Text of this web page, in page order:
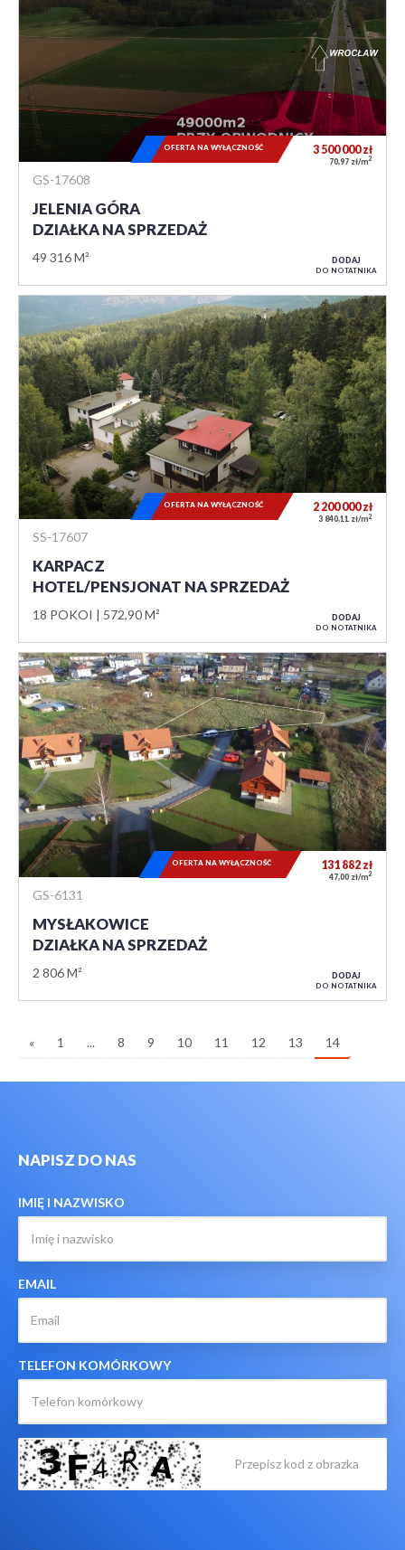
GS-17608
JELENIA GÓRA
DZIAŁKA NA SPRZEDAŻ
49 316 M²
3 500 000zł
70,97 zł/m2
OFERTA NA WYŁĄCZNOŚĆ
DODAJ
DO NOTATNIKA
SS-17607
KARPACZ
HOTEL/PENSJONAT NA SPRZEDAŻ
18 POKOI 572,90 M²
2 200 000zł
3 840,11 zł/m2
OFERTA NA WYŁĄCZNOŚĆ
DODAJ
DO NOTATNIKA
GS-6131
MYSŁAKOWICE
DZIAŁKA NA SPRZEDAŻ
2 806 M²
131 882 zł
47,00 zł/m2
OFERTA NA WYŁĄCZNOŚĆ
DODAJ
DO NOTATNIKA
« 1 ... 8 9 10 11 12 13 14
NAPISZ DO NAS
IMIĘ I NAZWISKO
EMAIL
TELEFON KOMÓRKOWY